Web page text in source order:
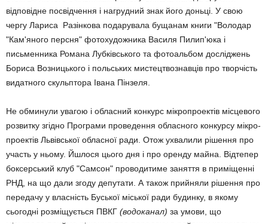
відповідне посвідчення і нагрудний знак його доньці. У свою
чергу Лариса Ра­зінкова подару­вала бущанам книги "Володар
"Кам'яного персня" фо­то­­художника Василя Пилип'юка і
письменника Романа Лубківського та фотоаль­бом до­сліджень
Бори­са Воз­ницького і польських мис­тецтво­знавців про твор­чість
видатного скульп­тора Івана Пінзеля.
Не обминули увагою і обласний конкурс мікропроектів місцевого
розвитку згідно Програми прове­дення обласного конкурсу мікро­
проектів Львівської обласної ради. Отож ухвалили рішення про
участь у ньому. Йшлося цього дня і про оренду майна. Відтепер
боксер­ський клуб "Самсон" проводитиме заняття в приміщенні
РНД, на що дали згоду депутати. А також прий­няли рішення про
передачу у власність Буської міської ради будинку, в якому
сьогодні розміщується ПВКГ (водоканал) за умови, що